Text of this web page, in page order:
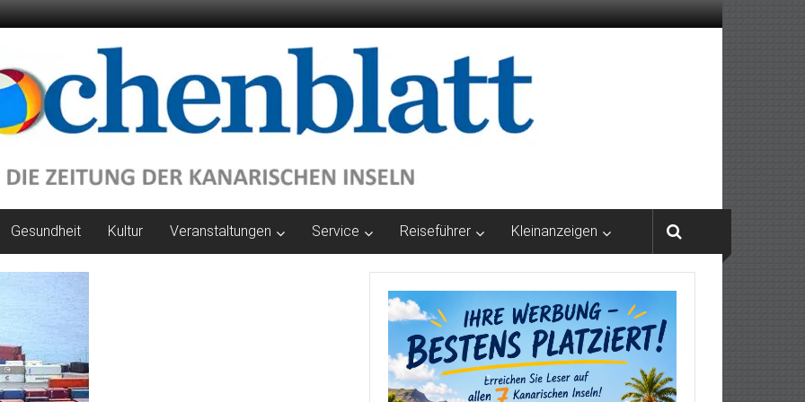
Gesundheit Kultur Veranstaltungen Service Reiseführer Kleinanzeigen